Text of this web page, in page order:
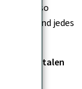
um so
zu viel und jedes
mit fatalen